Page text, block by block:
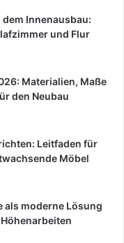
Innenausbau:
und Flur
Materialien, Maße
den Neubau
Leitfaden für
Möbel
als moderne Lösung